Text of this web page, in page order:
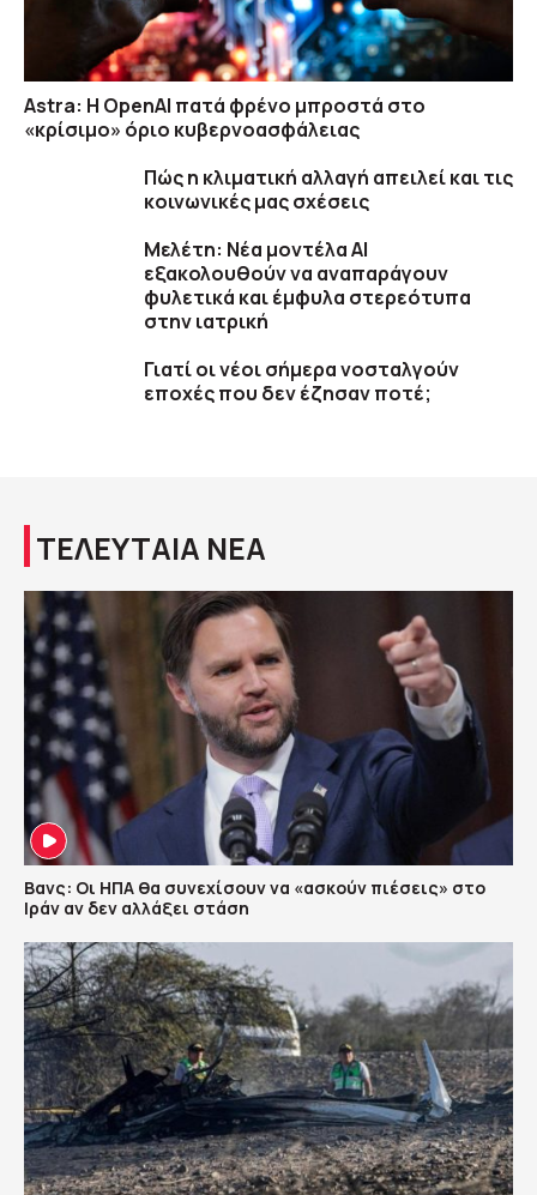
Astra: Η OpenAI πατά φρένο μπροστά στο
«κρίσιμο» όριο κυβερνοασφάλειας
Πώς η κλιματική αλλαγή απειλεί και τις
κοινωνικές μας σχέσεις
Μελέτη: Νέα μοντέλα ΑΙ
εξακολουθούν να αναπαράγουν
φυλετικά και έμφυλα στερεότυπα
στην ιατρική
Γιατί οι νέοι σήμερα νοσταλγούν
εποχές που δεν έζησαν ποτέ;
ΤΕΛΕΥΤΑΙΑ ΝΕΑ
Βανς: Οι ΗΠΑ θα συνεχίσουν να «ασκούν πιέσεις» στο
Ιράν αν δεν αλλάξει στάση